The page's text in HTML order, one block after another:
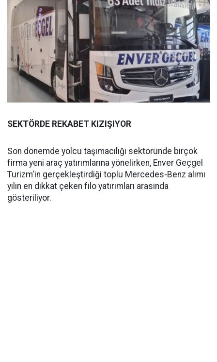
SEKTÖRDE REKABET KIZIŞIYOR
Son dönemde yolcu taşımacılığı sektöründe birçok
firma yeni araç yatırımlarına yönelirken, Enver Geçgel
Turizm'in gerçekleştirdiği toplu Mercedes-Benz alımı
yılın en dikkat çeken filo yatırımları arasında
gösteriliyor.